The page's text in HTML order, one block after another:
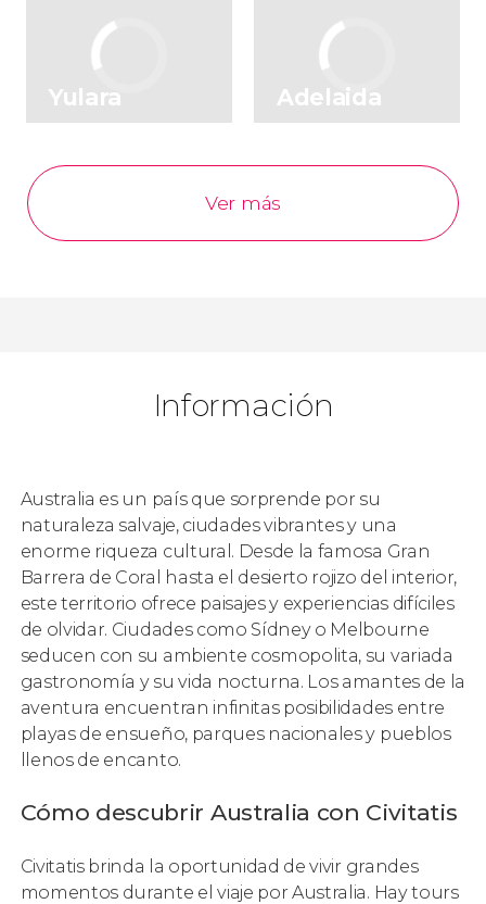
Yulara Adelaida
Ver más
Información
Australia es un país que sorprende por su
naturaleza salvaje, ciudades vibrantes y una
enorme riqueza cultural. Desde la famosa Gran
Barrera de Coral hasta el desierto rojizo del interior,
este territorio ofrece paisajes y experiencias difíciles
de olvidar. Ciudades como Sídney o Melbourne
seducen con su ambiente cosmopolita, su variada
gastronomía y su vida nocturna. Los amantes de la
aventura encuentran infinitas posibilidades entre
playas de ensueño, parques nacionales y pueblos
llenos de encanto.
Cómo descubrir Australia con Civitatis
Civitatis brinda la oportunidad de vivir grandes
momentos durante el viaje por Australia. Hay tours